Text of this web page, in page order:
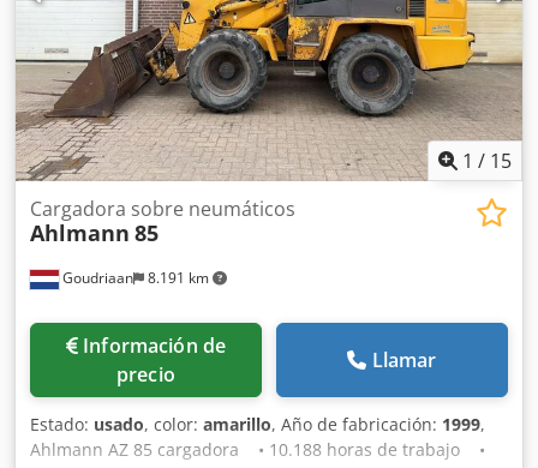
1 / 15
Goudriaan 8.191 km
Cargadora sobre neumáticos
Ahlmann 85
Información de
precio
Llamar
Estado: usado, color: amarillo, Año de fabricación: 1999,
Ahlmann AZ 85 cargadora • 10.188 horas de trabajo •